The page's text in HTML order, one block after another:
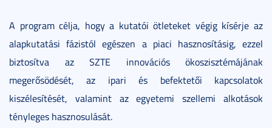
A program célja, hogy a kutatói ötleteket végig kísérje az
alapkutatási fázistól egészen a piaci hasznosításig, ezzel
biztosítva az SZTE innovációs ökoszisztémájának
megerősödését, az ipari és befektetői kapcsolatok
kiszélesítését, valamint az egyetemi szellemi alkotások
tényleges hasznosulását.